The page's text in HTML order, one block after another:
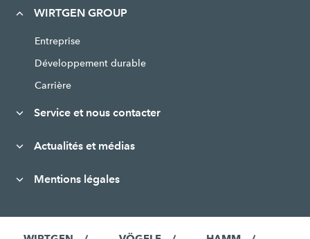
WIRTGEN GROUP
Entreprise
Développement durable
Carrière
Service et nous contacter
Actualités et médias
Mentions légales